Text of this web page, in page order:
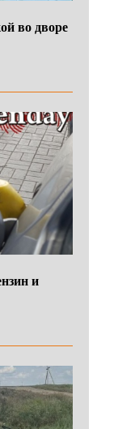
во дворе
и